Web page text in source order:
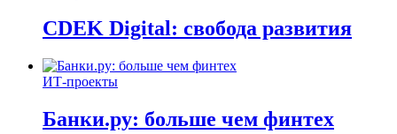
CDEK Digital: свобода развития
ИТ-проекты
Банки.ру: больше чем финтех